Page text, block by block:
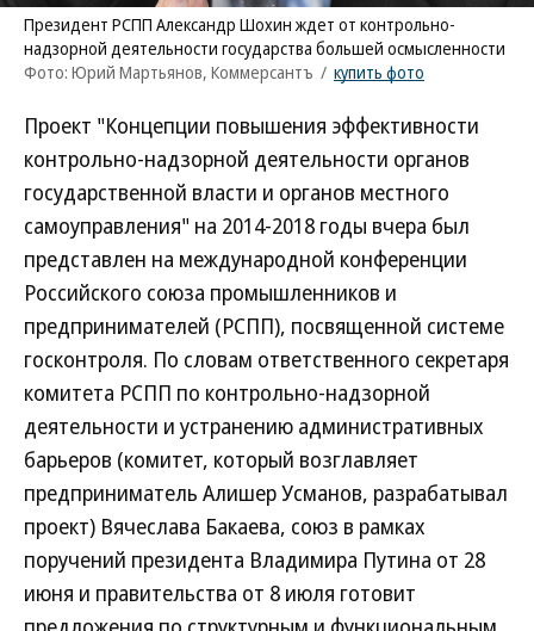
Президент РСПП Александр Шохин ждет от контрольно-
надзорной деятельности государства большей осмысленности
Фото: Юрий Мартьянов, Коммерсантъ / купить фото
Проект "Концепции повышения эффективности
контрольно-надзорной деятельности органов
государственной власти и органов местного
самоуправления" на 2014-2018 годы вчера был
представлен на международной конференции
Российского союза промышленников и
предпринимателей (РСПП), посвященной системе
госконтроля. По словам ответственного секретаря
комитета РСПП по контрольно-надзорной
деятельности и устранению административных
барьеров (комитет, который возглавляет
предприниматель Алишер Усманов, разрабатывал
проект) Вячеслава Бакаева, союз в рамках
поручений президента Владимира Путина от 28
июня и правительства от 8 июля готовит